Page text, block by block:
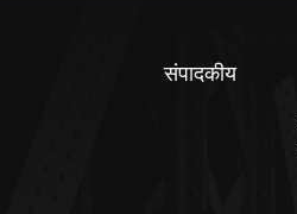
संपादकीय